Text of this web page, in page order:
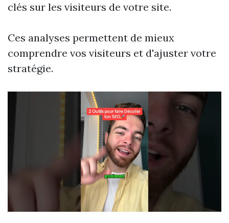
clés sur les visiteurs de votre site.
Ces analyses permettent de mieux
comprendre vos visiteurs et d'ajuster votre
stratégie.